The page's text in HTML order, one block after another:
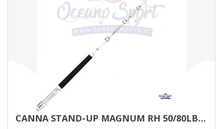
CANNA STAND-UP MAGNUM RH 50/80LBS RAPALA